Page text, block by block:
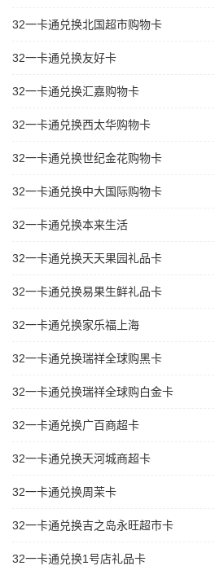
32一卡通兑换北国超市购物卡
32一卡通兑换友好卡
32一卡通兑换汇嘉购物卡
32一卡通兑换西太华购物卡
32一卡通兑换世纪金花购物卡
32一卡通兑换中大国际购物卡
32一卡通兑换本来生活
32一卡通兑换天天果园礼品卡
32一卡通兑换易果生鲜礼品卡
32一卡通兑换家乐福上海
32一卡通兑换瑞祥全球购黑卡
32一卡通兑换瑞祥全球购白金卡
32一卡通兑换广百商超卡
32一卡通兑换天河城商超卡
32一卡通兑换周茉卡
32一卡通兑换吉之岛永旺超市卡
32一卡通兑换1号店礼品卡